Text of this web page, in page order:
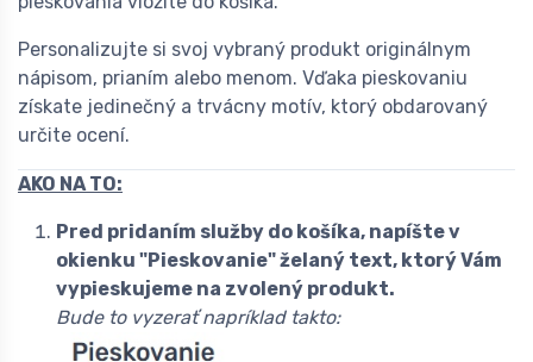
Personalizujte si svoj vybraný produkt originálnym
nápisom, prianím alebo menom. Vďaka pieskovaniu
získate jedinečný a trvácny motív, ktorý obdarovaný
určite ocení.
AKO NA TO:
Pred pridaním služby do košíka, napíšte v
okienku "Pieskovanie" želaný text, ktorý Vám
vypieskujeme na zvolený produkt.
Bude to vyzerať napríklad takto: